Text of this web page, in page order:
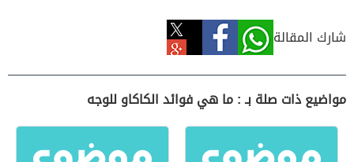
شارك المقالة
مواضيع ذات صلة بـ : ما هي فوائد الكاكاو للوجه